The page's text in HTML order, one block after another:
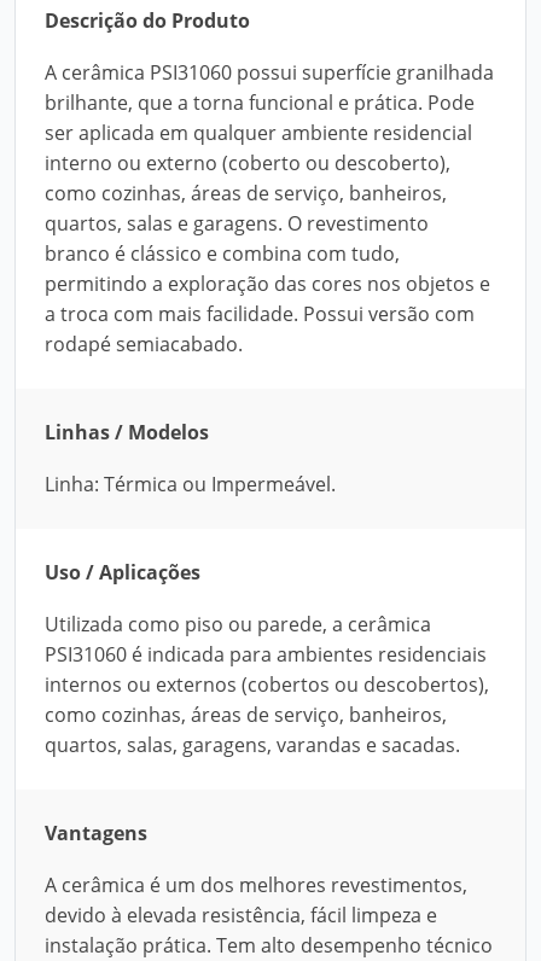
Descrição do Produto
A cerâmica PSI31060 possui superfície granilhada
brilhante, que a torna funcional e prática. Pode
ser aplicada em qualquer ambiente residencial
interno ou externo (coberto ou descoberto),
como cozinhas, áreas de serviço, banheiros,
quartos, salas e garagens. O revestimento
branco é clássico e combina com tudo,
permitindo a exploração das cores nos objetos e
a troca com mais facilidade. Possui versão com
rodapé semiacabado.
Linhas / Modelos
Linha: Térmica ou Impermeável.
Uso / Aplicações
Utilizada como piso ou parede, a cerâmica
PSI31060 é indicada para ambientes residenciais
internos ou externos (cobertos ou descobertos),
como cozinhas, áreas de serviço, banheiros,
quartos, salas, garagens, varandas e sacadas.
Vantagens
A cerâmica é um dos melhores revestimentos,
devido à elevada resistência, fácil limpeza e
instalação prática. Tem alto desempenho técnico